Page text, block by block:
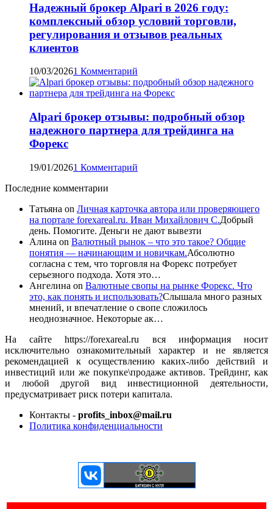
Надежный брокер Alpari в 2026 году:
комплексный обзор условий торговли,
регулирования и отзывов реальных
клиентов
10/03/20261 Комментарий
Alpari брокер отзывы: подробный обзор
надежного партнера для трейдинга на
Форекс
19/01/20261 Комментарий
Последние комментарии
Татьяна on Личная карточка автора или проверяющего
на портале forexareal.ru. Иван Михайлович С.Добрый
день. Помогите. Деньги не дают вывезти
Алина on Валютный рынок – что это такое? Общие
понятия — начинающим и новичкам.Абсолютно
согласна с тем, что торговля на Форекс потребует
серьезного подхода. Хотя это…
Ангелина on Валютные свопы на рынке Форекс. Что
это, как понять и использовать?Слышала много разных
мнений, и впечатление о свопе сложилось
неоднозначное. Некоторые ак…
На сайте https://forexareal.ru вся информация носит
исключительно ознакомительный характер и не является
рекомендацией к осуществлению каких-либо действий и
инвестиций или же покупке\продаже активов. Трейдинг, как
и любой другой вид инвестиционной деятельности,
предусматривает риск потери капитала.
Контакты - profits_inbox@mail.ru
Политика конфиденциальности